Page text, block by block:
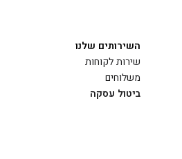
השירותים שלנו
שירות לקוחות
משלוחים
ביטול עסקה